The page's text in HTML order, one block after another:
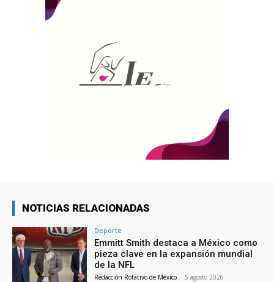
NOTICIAS RELACIONADAS
Deporte
Emmitt Smith destaca a México como
pieza clave en la expansión mundial
de la NFL
Redacción Rotativo de México - 5 agosto 2026